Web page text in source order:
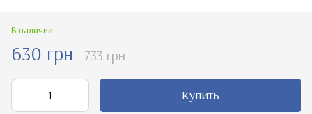
В наличии
630 грн 733 грн
Купить